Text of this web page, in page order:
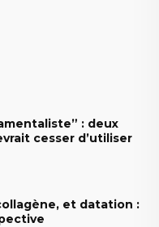
: deux
cesser d’utiliser
et datation :